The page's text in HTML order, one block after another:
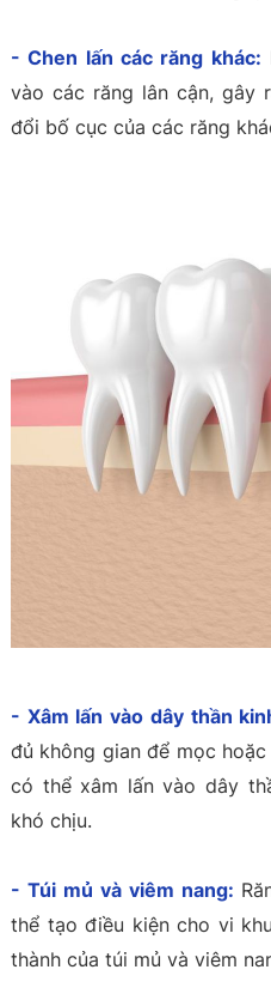
- Chen lấn các răng khác:
vào các răng lân cận, gây
đổi bố cục của các răng
- Xâm lấn vào dây thần
đủ không gian để mọc
có thể xâm lấn vào dây
khó chịu.
- Túi mủ và viêm nang:
thể tạo điều kiện cho vi
thành của túi mủ và viêm